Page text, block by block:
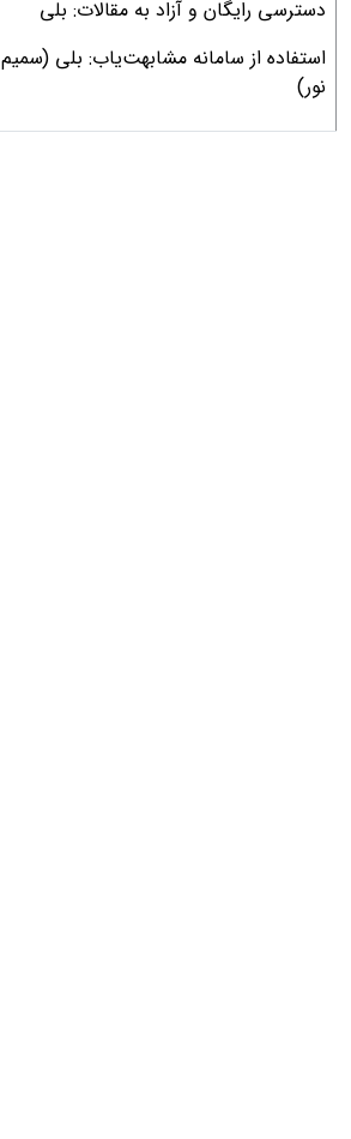
دسترسی رایگان و آزاد به مقالات: بلی
استفاده از سامانه مشابهت‌یاب: بلی (سمیم
نور)